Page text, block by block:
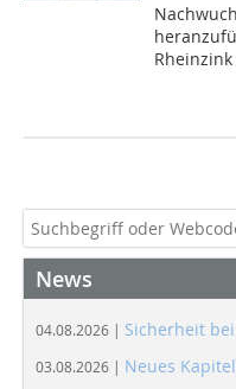
News
04.08.2026 | Sicherheit
03.08.2026 | Neues